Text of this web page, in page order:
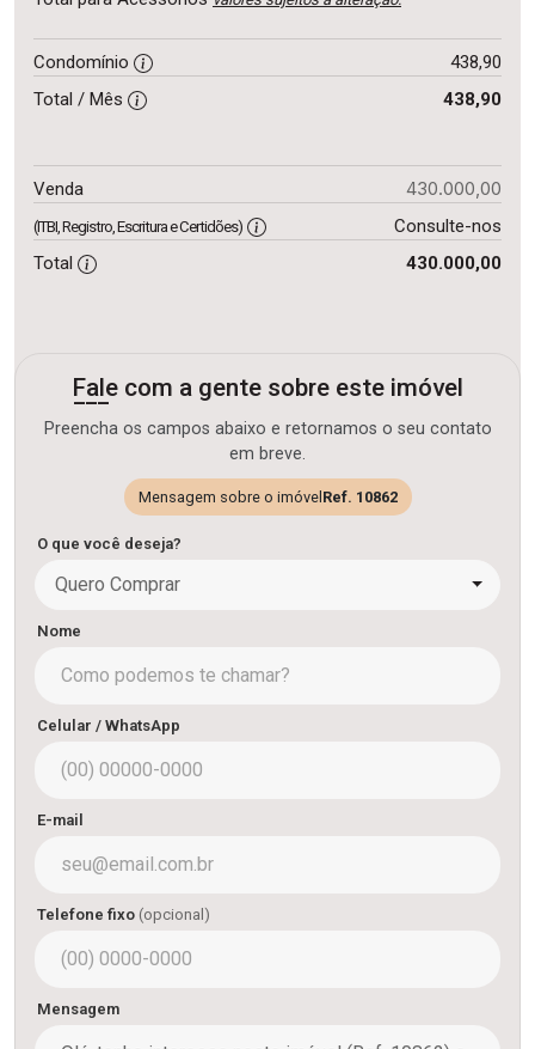
Condomínio
438,90
Total / Mês
438,90
Venda 430.000,00
(ITBI, Registro, Escritura e Certidões)
Consulte-nos
Total
430.000,00
Fale com a gente sobre este imóvel
Preencha os campos abaixo e retornamos o seu contato
em breve.
Mensagem sobre o imóvel Ref. 10862
O que você deseja?
Quero Comprar
Nome
Celular / WhatsApp
E-mail
Telefone fixo (opcional)
Mensagem